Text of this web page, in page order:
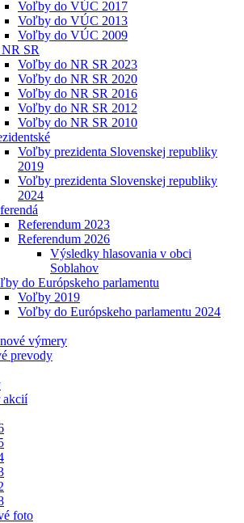
Voľby do VÚC 2017
Voľby do VÚC 2013
Voľby do VÚC 2009
SR
Voľby do NR SR 2023
Voľby do NR SR 2020
Voľby do NR SR 2016
Voľby do NR SR 2012
Voľby do NR SR 2010
Voľby prezidenta Slovenskej republiky
2019
Voľby prezidenta Slovenskej republiky
2024
Referendum 2023
Referendum 2026
Výsledky hlasovania v obci
Soblahov
do Európskeho parlamentu
Voľby 2019
Voľby do Európskeho parlamentu 2024
výmery
prevody
akcií
foto